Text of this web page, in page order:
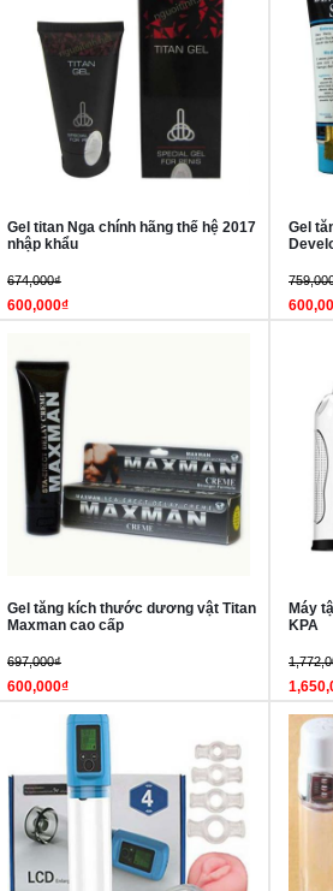
Gel titan Nga chính hãng thế hệ 2017
nhập khẩu
674,000₫
600,000₫
Gel
Gel tăng kích thước dương vật Titan
Maxman cao cấp
697,000₫
600,000₫
Máy
KPA